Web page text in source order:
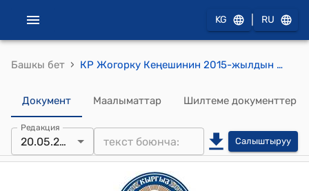
KG RU
Башкы бет › КР Жогорку Кеңешинин 2015-жылдын 20-майындагы № 5085-V "Кыргыз Республикасынын айрым мыйзам актыларына өзгөртүүлөрдү жана толуктоолорду киргизүү жөнүндө" (Кыргыз Республикасынын Жер кодексине, "Айыл чарба багытындагы жерлерди башкаруу жөнүндө" Кыргыз Республикасынын Мыйзамына) Кыргыз Республикасынын Мыйзамынын долбоорун экинчи окууда кабыл алуу тууралуу" токтому
Документ Маалыматтар Шилтеме документтер
Редакция
20.05.2015 Салыштыруу